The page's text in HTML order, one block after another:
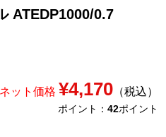
ATEDP1000/0.7
ネット価格 ¥4,170（税込）
ポイント： 42ポイント